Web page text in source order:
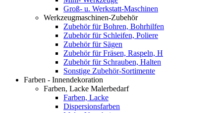
Groß- u. Werkstatt-Maschinen
Werkzeugmaschinen-Zubehör
Zubehör für Bohren, Bohrhilfen
Zubehör für Schleifen, Poliere
Zubehör für Sägen
Zubehör für Fräsen, Raspeln, H
Zubehör für Schrauben, Halten
Sonstige Zubehör-Sortimente
Farben - Innendekoration
Farben, Lacke Malerbedarf
Farben, Lacke
Dispersionsfarben